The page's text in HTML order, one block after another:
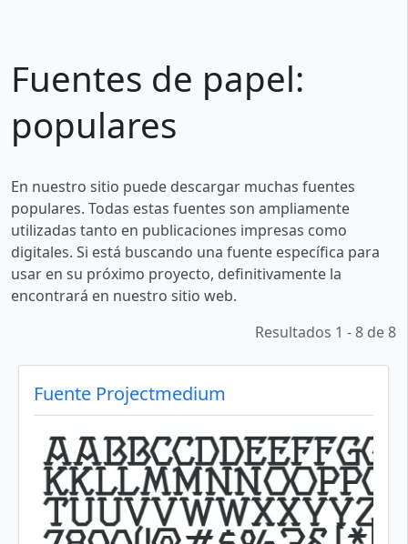
Fuentes de papel:
populares
En nuestro sitio puede descargar muchas fuentes
populares. Todas estas fuentes son ampliamente
utilizadas tanto en publicaciones impresas como
digitales. Si está buscando una fuente específica para
usar en su próximo proyecto, definitivamente la
encontrará en nuestro sitio web.
Resultados 1 - 8 de 8
Fuente Projectmedium